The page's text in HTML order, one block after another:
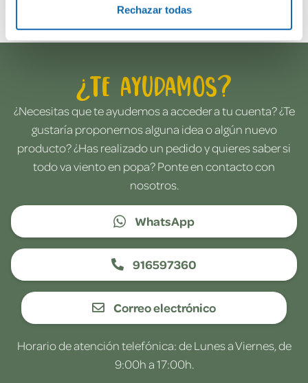
Rechazar todas
¿Te ayudamos?
¿Necesitas que te ayudemos a acceder a tu cuenta? ¿Te
gustaría proponernos alguna idea o algún nuevo
producto? ¿Has realizado un pedido y quieres saber si
todo va viento en popa? Ponte en contacto con
nosotros.
WhatsApp
916597360
Correo electrónico
Horario de atención telefónica: de Lunes a Viernes, de
9:00h a 17:00h.